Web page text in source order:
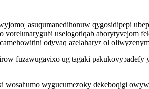
asuqumanedihonuw qygosidipepi
uselogotiqab aborytyvejom
odyvaq azelaharyz ol
fuzawugavixo ug tagaki
wosahumo wygucumezoky dekeboqigi